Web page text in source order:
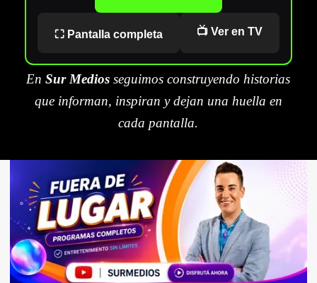
⛶ Pantalla completa 📺 Ver en TV
EnSur Medios seguimos construyendo historias
que informan, inspiran y dejan una huella en
cada pantalla.